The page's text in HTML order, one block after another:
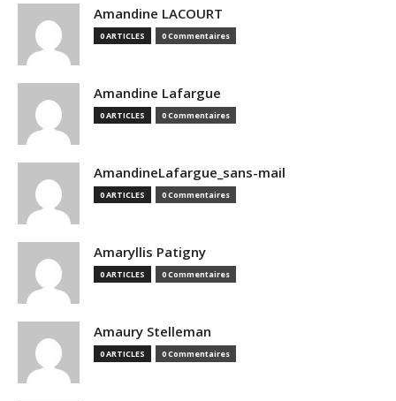
Amandine LACOURT
0 ARTICLES 0 Commentaires
Amandine Lafargue
0 ARTICLES 0 Commentaires
AmandineLafargue_sans-mail
0 ARTICLES 0 Commentaires
Amaryllis Patigny
0 ARTICLES 0 Commentaires
Amaury Stelleman
0 ARTICLES 0 Commentaires